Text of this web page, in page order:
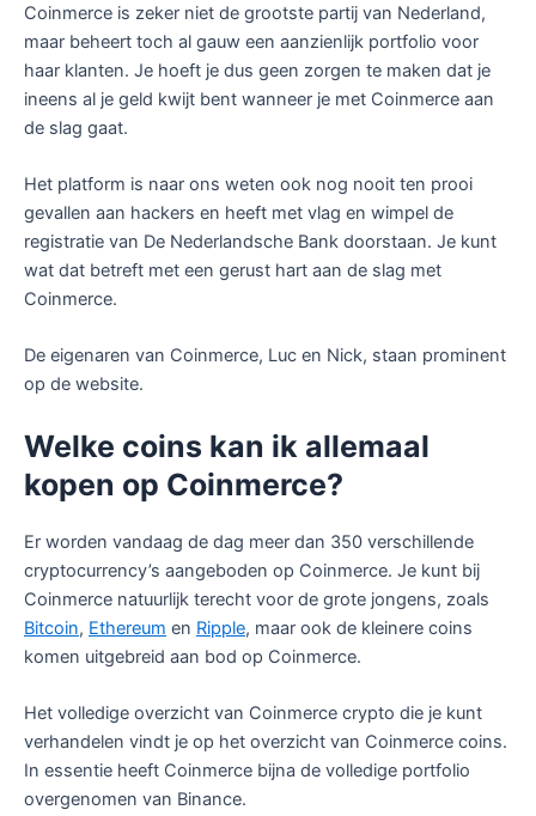
Coinmerce is zeker niet de grootste partij van Nederland,
maar beheert toch al gauw een aanzienlijk portfolio voor
haar klanten. Je hoeft je dus geen zorgen te maken dat je
ineens al je geld kwijt bent wanneer je met Coinmerce aan
de slag gaat.
Het platform is naar ons weten ook nog nooit ten prooi
gevallen aan hackers en heeft met vlag en wimpel de
registratie van De Nederlandsche Bank doorstaan. Je kunt
wat dat betreft met een gerust hart aan de slag met
Coinmerce.
De eigenaren van Coinmerce, Luc en Nick, staan prominent
op de website.
Welke coins kan ik allemaal
kopen op Coinmerce?
Er worden vandaag de dag meer dan 350 verschillende
cryptocurrency’s aangeboden op Coinmerce. Je kunt bij
Coinmerce natuurlijk terecht voor de grote jongens, zoals
Bitcoin, Ethereum en Ripple, maar ook de kleinere coins
komen uitgebreid aan bod op Coinmerce.
Het volledige overzicht van Coinmerce crypto die je kunt
verhandelen vindt je op het overzicht van Coinmerce coins.
In essentie heeft Coinmerce bijna de volledige portfolio
overgenomen van Binance.